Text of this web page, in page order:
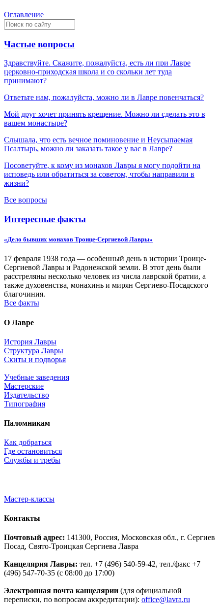
Оглавление
Частые вопросы
Здравствуйте. Скажите, пожалуйста, есть ли при Лавре
церковно-приходская школа и со скольки лет туда
принимают?
Ответьте нам, пожалуйста, можно ли в Лавре повенчаться?
Мой друг хочет принять крещение. Можно ли сделать это в
вашем монастыре?
Слышала, что есть вечное поминовение и Неусыпаемая
Псалтырь, можно ли заказать такое у вас в Лавре?
Посоветуйте, к кому из монахов Лавры я могу подойти на
исповедь или обратиться за советом, чтобы направили в
жизни?
Все вопросы
Интересные факты
«Дело бывших монахов Троице-Сергиевой Лавры»
17 февраля 1938 года — особенный день в истории Троице-
Сергиевой Лавры и Радонежской земли. В этот день были
расстреляны несколько человек из числа лаврской братии, а
также духовенства, монахинь и мирян Сергиево-Посадского
благочиния.
Все факты
О Лавре
История Лавры
Структура Лавры
Скиты и подворья
Учебные заведения
Мастерские
Издательство
Типография
Паломникам
Как добраться
Где остановиться
Службы и требы
Мастер-классы
Контакты
Почтовый адрес: 141300, Россия, Московская обл., г. Сергиев
Посад, Свято-Троицкая Сергиева Лавра
Канцелярия Лавры: тел. +7 (496) 540-59-42, тел./факс +7
(496) 547-70-35 (с 08:00 до 17:00)
Электронная почта канцелярии (для официальной
переписки, по вопросам аккредитации): office@lavra.ru